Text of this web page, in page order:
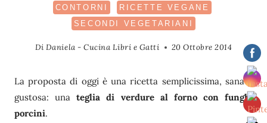
CONTORNI
RICETTE VEGANE
SECONDI VEGETARIANI
Di Daniela - Cucina Libri e Gatti 20 Ottobre 2014
La proposta di oggi è una ricetta semplicissima, sana e
gustosa: una teglia di verdure al forno con funghi
porcini.